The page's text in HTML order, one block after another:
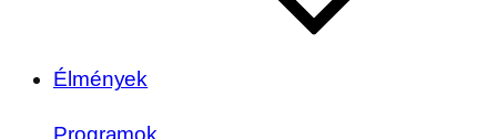
Élmények